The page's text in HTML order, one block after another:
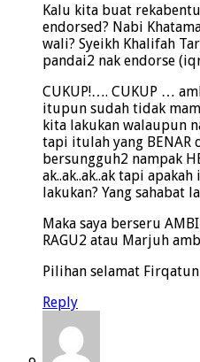
Kalu kita buat
endorsed? Nabi
wali? Syeikh Khalifah
pandai2 nak endorse
CUKUP!…. CUKUP …
itupun sudah tidak
kita lakukan walaupun
tapi itulah yang BENAR
bersungguh2 nampak
ak..ak..ak..ak tapi
lakukan? Yang sahabat
Maka saya berseru
RAGU2 atau Marjuh
Pilihan selamat
Reply